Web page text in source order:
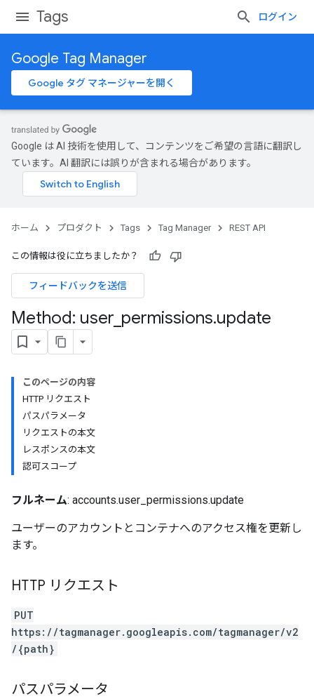
Tags ログイン
Google Tag Manager
Google タグ マネージャーを開く
Google は AI 技術を使用して、コンテンツをご希望の言語に翻訳し
ています。AI 翻訳には誤りが含まれる場合があります。
ホーム プロダクト Tags Tag Manager REST API
この情報は役に立ちましたか？
フィードバックを送信
Method: user permissions.update
このページの内容
HTTP リクエスト
パスパラメータ
リクエストの本文
レスポンスの本文
認可スコープ
フルネーム: accounts.user_permissions.update
ユーザーのアカウントとコンテナへのアクセス権を更新し
ます。
HTTP リクエスト
PUT
https://tagmanager.googleapis.com/tagmanager/v2
/{path}
パスパラメータ